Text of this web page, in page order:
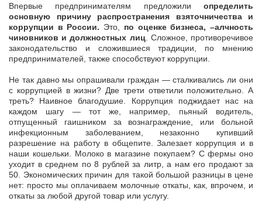
Впервые предпринимателям предложили
определить
основную причину распространения взяточничества и
коррупции в России. Это,
по оценке бизнеса, –алчность
чиновников и должностных лиц. Сложное, противоречивое
законодательство и сложившиеся традиции, по мнению
предпринимателей, также способствуют коррупции.
Не так давно мы опрашивали граждан — сталкивались ли они
с коррупцией в жизни? Две трети ответили положительно. А
треть? Наивное благодушие. Коррупция поджидает нас на
каждом шагу — тот же, например, пьяный водитель,
отпущенный гаишником за вознаграждение, или больной
инфекционным заболеванием, незаконно купивший
разрешение на работу в общепите. Залезает коррупция и в
наши кошельки. Молоко в магазине покупаем? С фермы оно
уходит в среднем по 8 рублей за литр, а нам его продают за
50. Экономических причин для такой большой разницы в цене
нет: просто мы оплачиваем молочные откаты, как, впрочем, и
откаты за любой другой товар или услугу.